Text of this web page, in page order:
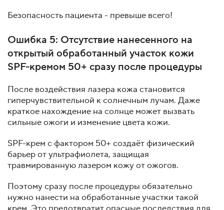
Безопасность пациента - превыше всего!
Ошибка 5: Отсутствие нанесенного на
открытый обработанный участок кожи
SPF-кремом 50+ сразу после процедуры
После воздействия лазера кожа становится
гиперчувствительной к солнечным лучам. Даже
краткое нахождение на солнце может вызвать
сильные ожоги и изменение цвета кожи.
SPF-крем с фактором 50+ создаёт физический
барьер от ультрафиолета, защищая
травмированную лазером кожу от ожогов.
Поэтому сразу после процедуры обязательно
нужно нанести на обработанные участки такой